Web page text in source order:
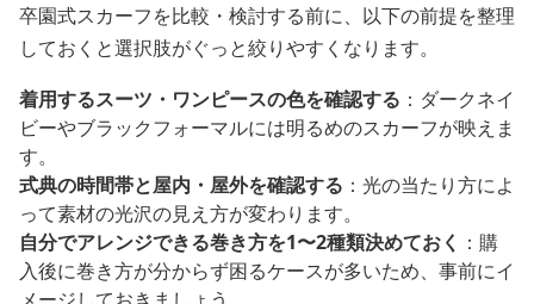
卒園式スカーフを比較・検討する前に、以下の前提を整理
しておくと選択肢がぐっと絞りやすくなります。
着用するスーツ・ワンピースの色を確認する ：ダークネイ
ビーやブラックフォーマルには明るめのスカーフが映えま
す。
式典の時間帯と屋内・屋外を確認する ：光の当たり方によ
って素材の光沢の見え方が変わります。
自分でアレンジできる巻き方を1〜2種類決めておく ：購
入後に巻き方が分からず困るケースが多いため、事前にイ